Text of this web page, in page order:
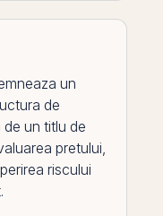
un
de
un titlu de
pretului,
riscului